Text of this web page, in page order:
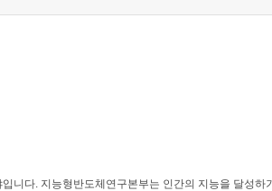
기획본부
니다. 지능형반도체연구본부는 인간의 지능을 달성하